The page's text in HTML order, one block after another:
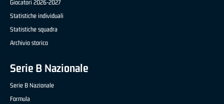
Giocatori 2026-2027
Statistiche individuali
Statistiche squadra
Archivio storico
Serie B Nazionale
Serie B Nazionale
Formula